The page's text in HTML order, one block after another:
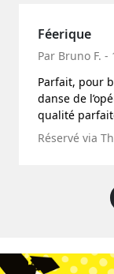
Féerique
Par Bruno F.
Parfait, pour
danse de
qualité
Réservé via